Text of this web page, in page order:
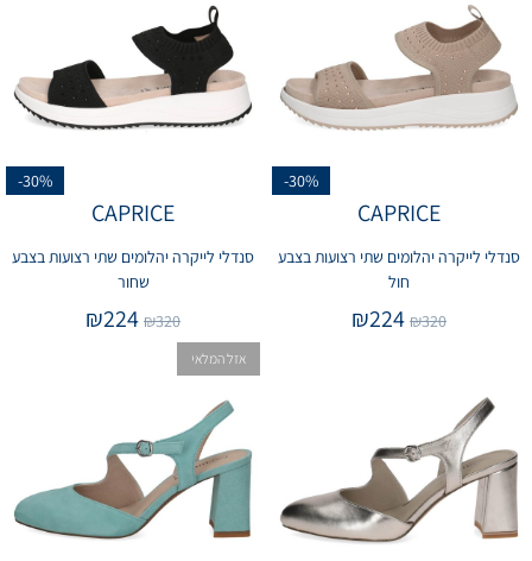
-30%
CAPRICE
סנדלי לייקרה יהלומים שתי רצועות בצבע
חול
₪320
₪224
-30%
CAPRICE
סנדלי לייקרה יהלומים שתי רצועות בצבע
שחור
₪320
₪224
אזל המלאי